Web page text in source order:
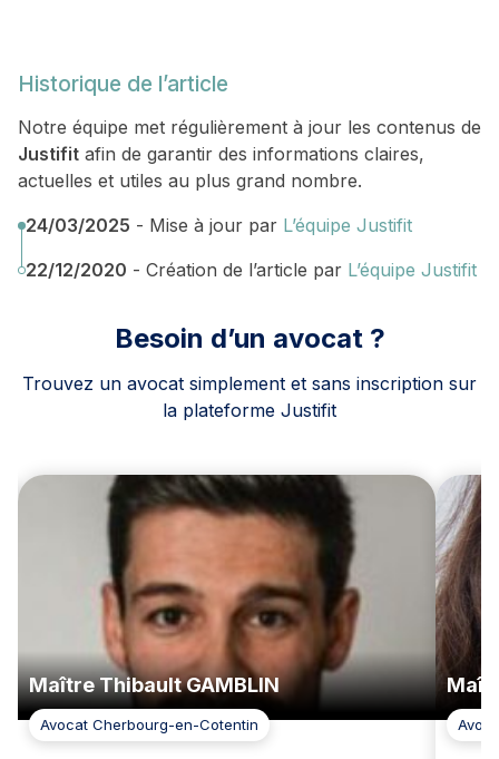
Historique de l’article
Notre équipe met régulièrement à jour les contenus de
Justifit afin de garantir des informations claires,
actuelles et utiles au plus grand nombre.
24/03/2025 - Mise à jour par L’équipe Justifit
22/12/2020 - Création de l’article par L’équipe Justifit
Besoin d’un avocat ?
Trouvez un avocat simplement et sans inscription sur
la plateforme Justifit
Maître Thibault GAMBLIN
Avocat Cherbourg-en-Cotentin